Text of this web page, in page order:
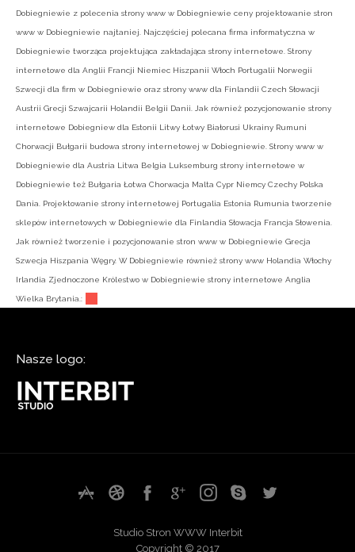
Dobiegniewie z polecenia strony www w Dobiegniewie ceny projektowanie stron
www w Dobiegniewie najtaniej. Najczęściej polecana firma informatyczna w
Dobiegniewie tworząca projektująca zakładająca strony internetowe. Strony
internetowe dla Anglii Francji Niemiec Hiszpanii Włoch Portugalii Norwegii
Szwecji dla firm w Dobiegniewie oraz strony www dla Finlandii Czech Słowacji
Austrii Grecji Szwajcarii Holandii Belgii Danii. Jak również pozycjonowanie strony
internetowe Dobiegniew dla Estonii Litwy Łotwy Białorusi Ukrainy Rumuni
Chorwacji Bułgarii budowa strony internetowej w Dobiegniewie. Strony www w
Dobiegniewie dla Austria Litwa Belgia Luksemburg strony internetowe w
Dobiegniewie też Bułgaria Łotwa Chorwacja Malta Cypr Niemcy Czechy Polska
Dania. Projektowanie strony internetowej Portugalia Estonia Rumunia tworzenie
sklepów internetowych w Dobiegniewie dla Finlandia Słowacja Francja Słowenia.
Jak również tworzenie i pozycjonowanie stron www w Dobiegniewie Grecja
Szwecja Hiszpania Węgry. W Dobiegniewie również strony www Holandia Włochy
Irlandia Zjednoczone Królestwo w Dobiegniewie strony internetowe Anglia
Wielka Brytania.:
Nasze logo:
Studio Stron WWW Interbit
Copyright © 2017